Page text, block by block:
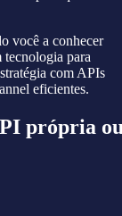
você a conhecer
tecnologia para
com APIs
eficientes.
própria